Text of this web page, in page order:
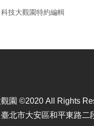
來
科技大觀園特約編輯
園 ©2020 All Rights
北市大安區和平東路二